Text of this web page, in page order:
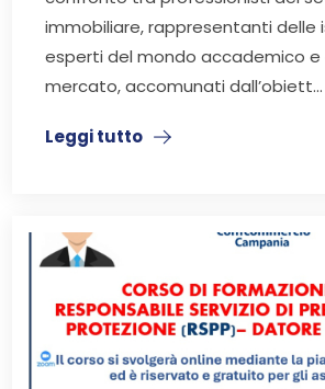
immobiliare, rappresentanti delle
esperti del mondo accademico
mercato, accomunati dall’obiett...
Leggi tutto